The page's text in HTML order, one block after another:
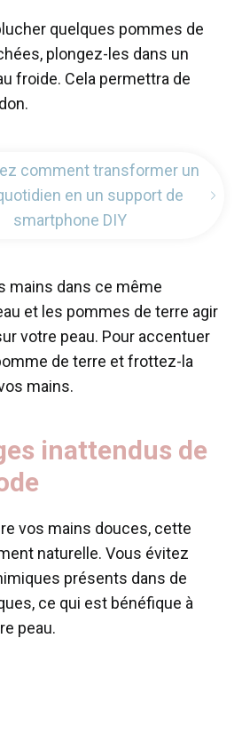
quelques pommes de
plongez-les dans un
froide. Cela permettra de
comment transformer un
en un support de
smartphone DIY
mains dans ce même
et les pommes de terre agir
votre peau. Pour accentuer
de terre et frottez-la
mains.
inattendus de
vos mains douces, cette
naturelle. Vous évitez
présents dans de
ce qui est bénéfique à
peau.